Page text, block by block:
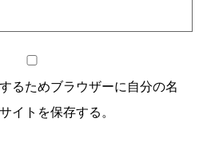
るためブラウザーに自分の名
イトを保存する。